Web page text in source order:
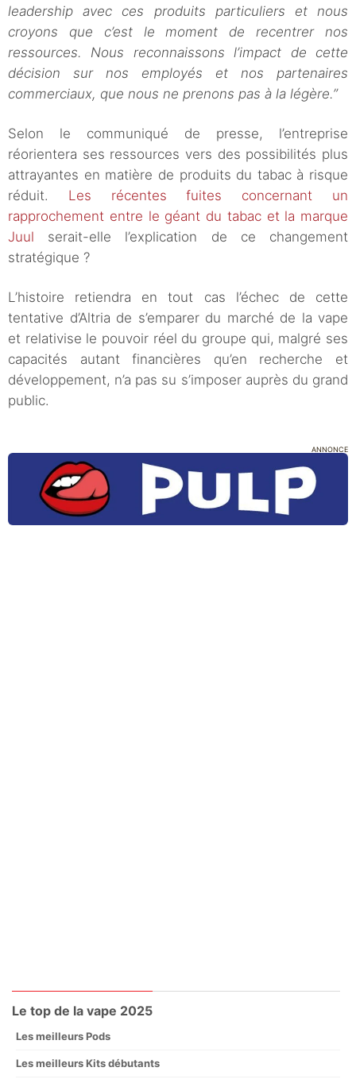
leadership avec ces produits particuliers et nous
croyons que c’est le moment de recentrer nos
ressources. Nous reconnaissons l’impact de cette
décision sur nos employés et nos partenaires
commerciaux, que nous ne prenons pas à la légère.”
Selon le communiqué de presse, l’entreprise
réorientera ses ressources vers des possibilités plus
attrayantes en matière de produits du tabac à risque
réduit. Les récentes fuites concernant un
rapprochement entre le géant du tabac et la marque
Juul serait-elle l’explication de ce changement
stratégique ?
L’histoire retiendra en tout cas l’échec de cette
tentative d’Altria de s’emparer du marché de la vape
et relativise le pouvoir réel du groupe qui, malgré ses
capacités autant financières qu’en recherche et
développement, n’a pas su s’imposer auprès du grand
public.
ANNONCE
Le top de la vape 2025
Les meilleurs Pods
Les meilleurs Kits débutants